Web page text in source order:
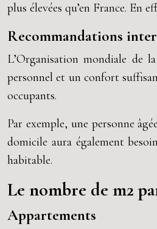
plus élevées qu’en France. En
Recommandations
L’Organisation mondiale de
personnel et un confort
occupants.
Par exemple, une personne
domicile aura également
habitable.
Le nombre de m2
Appartements